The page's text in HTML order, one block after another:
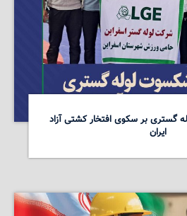
گستری بر سکوی افتخار کشتی آزاد
ایران